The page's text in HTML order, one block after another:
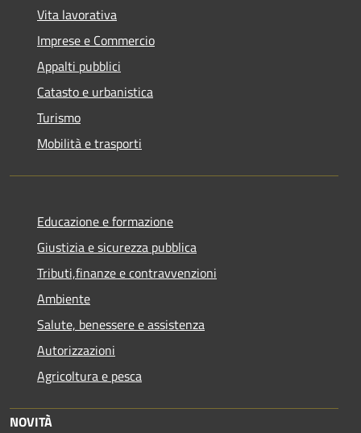
Vita lavorativa
Imprese e Commercio
Appalti pubblici
Catasto e urbanistica
Turismo
Mobilità e trasporti
Educazione e formazione
Giustizia e sicurezza pubblica
Tributi,finanze e contravvenzioni
Ambiente
Salute, benessere e assistenza
Autorizzazioni
Agricoltura e pesca
NOVITÀ